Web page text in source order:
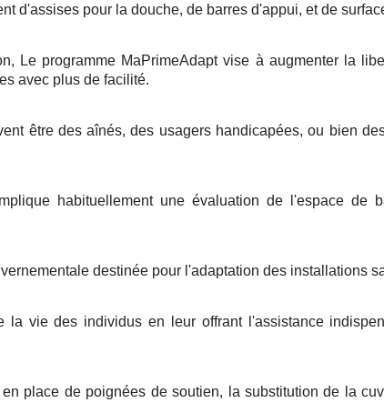
d'assises pour la douche, de barres d'appui, et de
Le programme MaPrimeAdapt vise à augmenter la
avec plus de facilité.
être des aînés, des usagers handicapées, ou bien
habituellement une évaluation de l'espace de
destinée pour l'adaptation des installations
la vie des individus en leur offrant l'assistance
place de poignées de soutien, la substitution de la